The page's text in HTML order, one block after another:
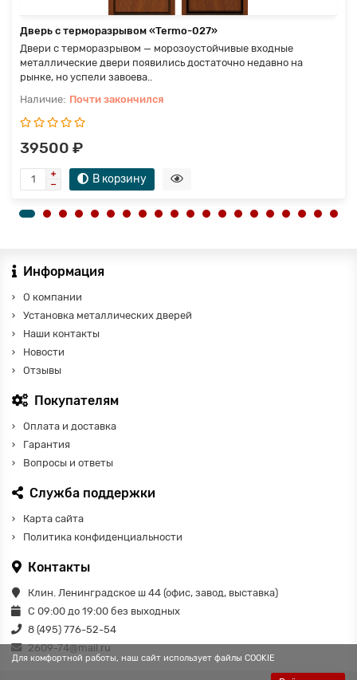
Дверь с терморазрывом «Termo-027»
Двери с терморазрывом — морозоустойчивые входные
металлические двери появились достаточно недавно на
рынке, но успели завоева..
Почти закончился
39500 ₽
В корзину
Для комфортной работы, наш сайт использует файлы COOKIE
Информация
О компании
Установка металлических дверей
Наши контакты
Новости
Отзывы
Покупателям
Оплата и доставка
Гарантия
Вопросы и ответы
Служба поддержки
Карта сайта
Политика конфиденциальности
Контакты
Клин. Ленинградское ш 44 (офис, завод, выставка)
С 09:00 до 19:00 без выходных
8 (495) 776-52-54
2609-74@mail.ru